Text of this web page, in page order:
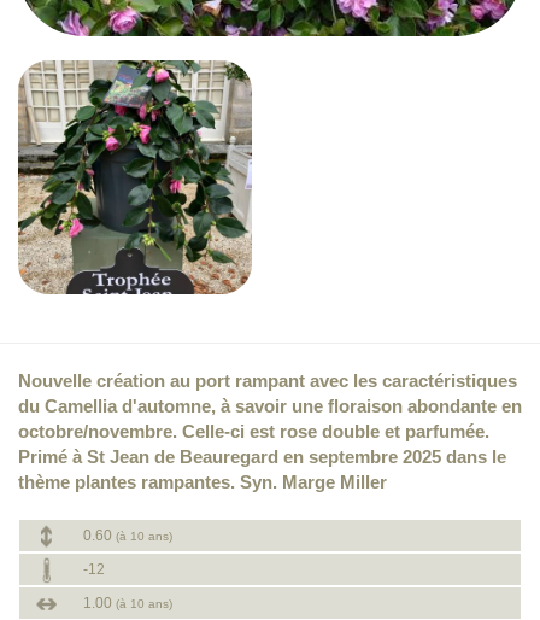
Nouvelle création au port rampant avec les caractéristiques
du Camellia d'automne, à savoir une floraison abondante en
octobre/novembre. Celle-ci est rose double et parfumée.
Primé à St Jean de Beauregard en septembre 2025 dans le
thème plantes rampantes. Syn. Marge Miller
0.60 (à 10 ans)
-12
1.00 (à 10 ans)